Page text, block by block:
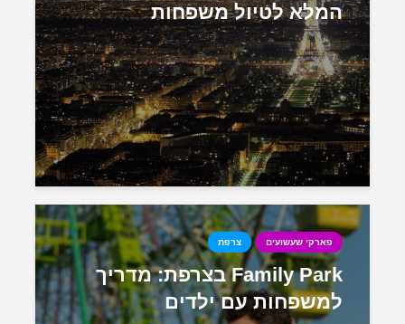
המלא לטיול משפחות
פארקי שעשועים צרפת
Family Park בצרפת: מדריך
למשפחות עם ילדים